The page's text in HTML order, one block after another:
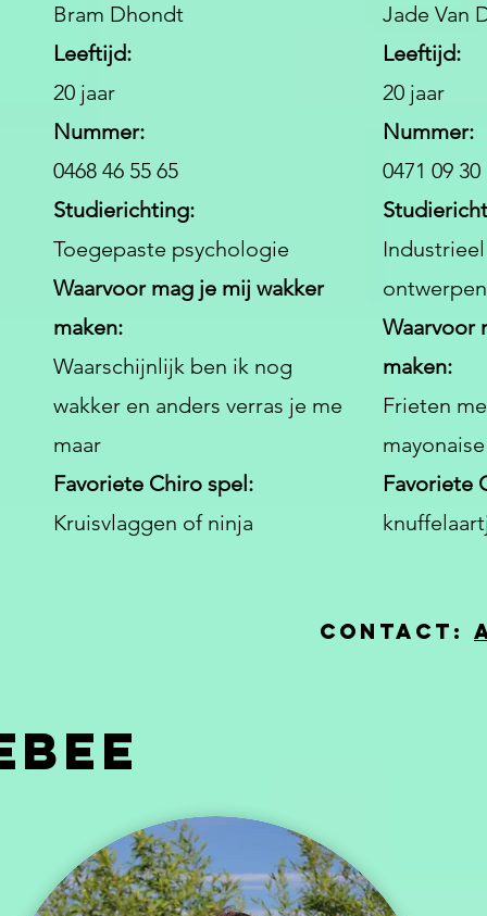
Bram Dhondt
Leeftijd:
20 jaar
Nummer:
0468 46 55 65
Studierichting:
Toegepaste psychologie
Waarvoor mag je mij wakker
maken:
Waarschijnlijk ben ik nog
wakker en anders verras je me
maar
Favoriete Chiro spel:
Kruisvlaggen of ninja
Jade Van
Leeftijd:
20 jaar
Nummer:
0471 09 30
ontwerpen
Waarvoor
maken:
Frieten
Favoriete
Contact: